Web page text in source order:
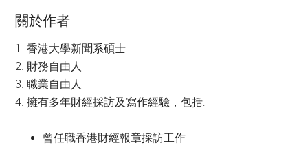
關於作者
1. 香港大學新聞系碩士
2. 財務自由人
3. 職業自由人
4. 擁有多年財經採訪及寫作經驗，包括:
曾任職香港財經報章採訪工作